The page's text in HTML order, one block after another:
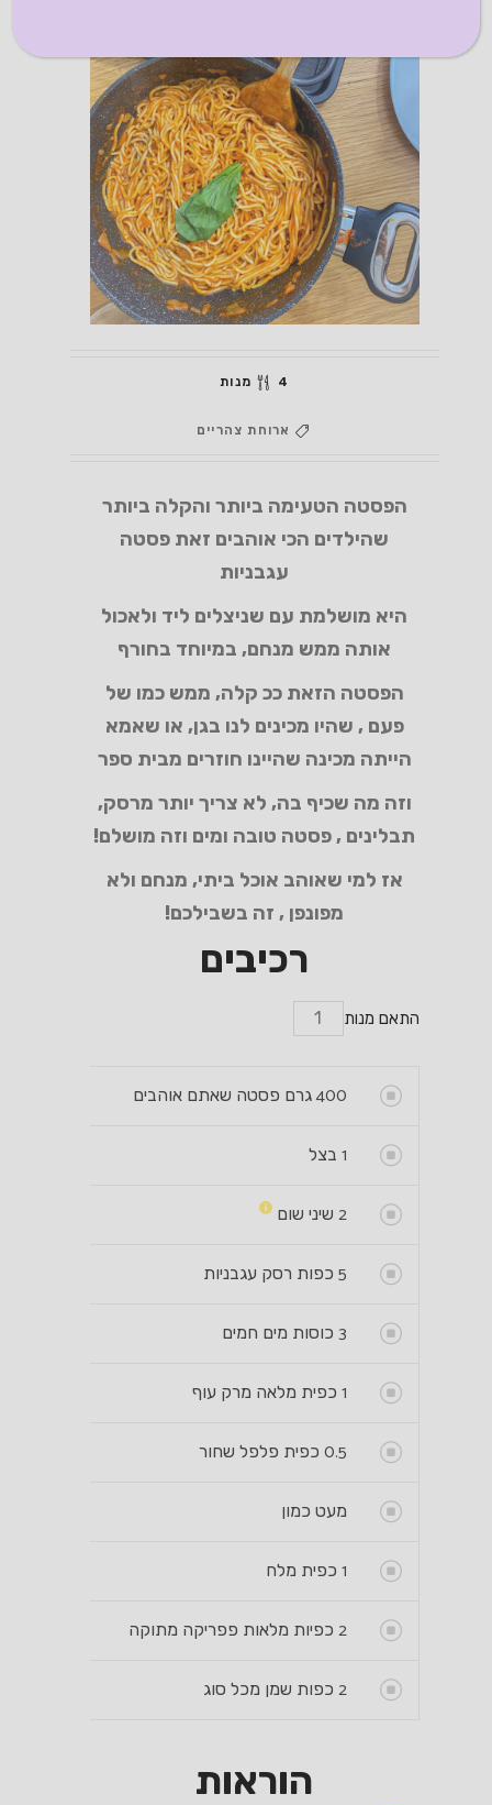
4 מנות
ארוחת צהריים
הפסטה הטעימה ביותר והקלה ביותר
שהילדים הכי אוהבים זאת פסטה
עגבניות
היא מושלמת עם שניצלים ליד ולאכול
אותה ממש מנחם, במיוחד בחורף
הפסטה הזאת ככ קלה, ממש כמו של
פעם , שהיו מכינים לנו בגן, או שאמא
הייתה מכינה שהיינו חוזרים מבית ספר
וזה מה שכיף בה, לא צריך יותר מרסק,
תבלינים , פסטה טובה ומים וזה מושלם!
אז למי שאוהב אוכל ביתי, מנחם ולא
מפונפן , זה בשבילכם!
רכיבים
התאם מנות
400 גרם פסטה שאתם אוהבים
1 בצל
2 שיני שום
5 כפות רסק עגבניות
3 כוסות מים חמים
1 כפית מלאה מרק עוף
0.5 כפית פלפל שחור
מעט כמון
1 כפית מלח
2 כפיות מלאות פפריקה מתוקה
2 כפות שמן מכל סוג
הוראות